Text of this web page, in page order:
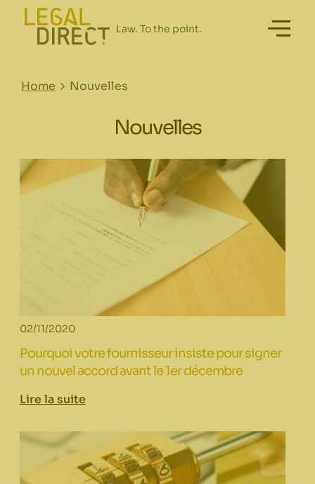
Home Nouvelles
Nouvelles
02/11/2020
Pourquoi votre fournisseur insiste pour signer
un nouvel accord avant le 1er décembre
Lire la suite